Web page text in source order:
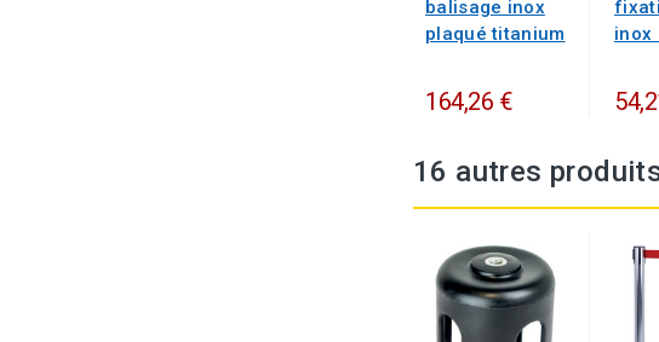
balisage inox
plaqué titanium
164,26 €
inox
16 autres